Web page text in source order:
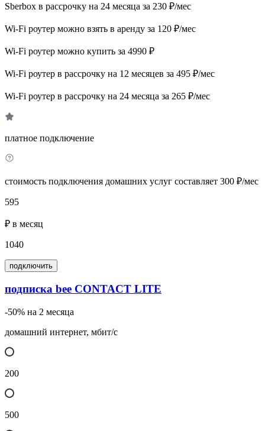
Sberbox в рассрочку на 24 месяца за 230 ₽/мес
Wi-Fi роутер можно взять в аренду за 120 ₽/мес
Wi-Fi роутер можно купить за 4990 ₽
Wi-Fi роутер в рассрочку на 12 месяцев за 495 ₽/мес
Wi-Fi роутер в рассрочку на 24 месяца за 265 ₽/мес
платное подключение
стоимость подключения домашних услуг составляет 300 ₽/мес
595
₽ в месяц
1040
подключить
подписка bee CONTACT LITE
-50% на 2 месяца
домашний интернет, мбит/с
200
500